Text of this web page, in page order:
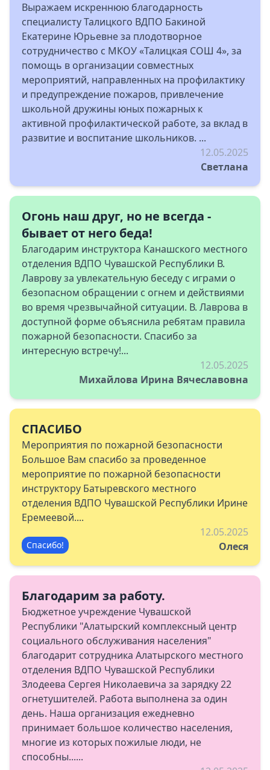
Выражаем искреннюю благодарность
специалисту Талицкого ВДПО Бакиной
Екатерине Юрьевне за плодотворное
сотрудничество с МКОУ «Талицкая СОШ 4», за
помощь в организации совместных
мероприятий, направленных на профилактику
и предупреждение пожаров, привлечение
школьной дружины юных пожарных к
активной профилактической работе, за вклад в
развитие и воспитание школьников. ...
12.05.2025
Светлана
Огонь наш друг, но не всегда -
бывает от него беда!
Благодарим инструктора Канашского местного
отделения ВДПО Чувашской Республики В.
Лаврову за увлекательную беседу с играми о
безопасном обращении с огнем и действиями
во время чрезвычайной ситуации. В. Лаврова в
доступной форме объяснила ребятам правила
пожарной безопасности. Спасибо за
интересную встречу!...
12.05.2025
Михайлова Ирина Вячеславовна
СПАСИБО
Мероприятия по пожарной безопасности
Большое Вам спасибо за проведенное
мероприятие по пожарной безопасности
инструктору Батыревского местного
отделения ВДПО Чувашской Республики Ирине
Еремеевой....
Спасибо!
12.05.2025
Олеся
Благодарим за работу.
Бюджетное учреждение Чувашской
Республики "Алатырский комплексный центр
социального обслуживания населения"
благодарит сотрудника Алатырского местного
отделения ВДПО Чувашской Республики
Злодеева Сергея Николаевича за зарядку 22
огнетушителей. Работа выполнена за один
день. Наша организация ежедневно
принимает большое количество населения,
многие из которых пожилые люди, не
способны......